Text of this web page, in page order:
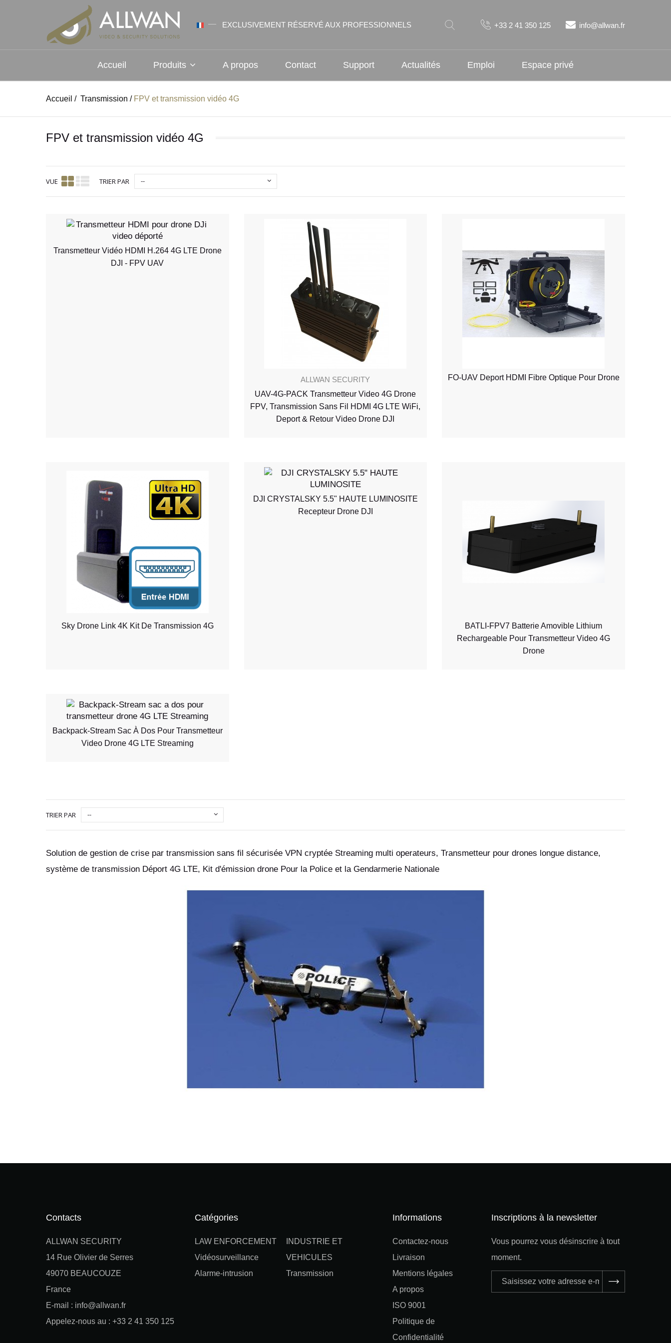
EXCLUSIVEMENT RÉSERVÉ AUX PROFESSIONNELS +33 2 41 350 125 info@allwan.fr
Accueil Produits A propos Contact Support Actualités Emploi Espace privé
Accueil / Transmission / FPV et transmission vidéo 4G
FPV et transmission vidéo 4G
VUE TRIER PAR --
Transmetteur Vidéo HDMI H.264 4G LTE Drone
DJI - FPV UAV
ALLWAN SECURITY
UAV-4G-PACK Transmetteur Video 4G Drone
FPV, Transmission Sans Fil HDMI 4G LTE WiFi,
Deport & Retour Video Drone DJI
FO-UAV Deport HDMI Fibre Optique Pour Drone
Sky Drone Link 4K Kit De Transmission 4G
DJI CRYSTALSKY 5.5" HAUTE LUMINOSITE
Recepteur Drone DJI
BATLI-FPV7 Batterie Amovible Lithium
Rechargeable Pour Transmetteur Video 4G
Drone
Backpack-Stream Sac À Dos Pour Transmetteur
Video Drone 4G LTE Streaming
TRIER PAR --
Solution de gestion de crise par transmission sans fil sécurisée VPN cryptée Streaming multi operateurs, Transmetteur pour drones longue distance,
système de transmission Déport 4G LTE, Kit d'émission drone Pour la Police et la Gendarmerie Nationale
Contacts
ALLWAN SECURITY
14 Rue Olivier de Serres
49070 BEAUCOUZE
France
E-mail : info@allwan.fr
Appelez-nous au : +33 2 41 350 125
Catégories
INDUSTRIE ET
VEHICULES
LAW ENFORCEMENT
Vidéosurveillance
Transmission
Alarme-intrusion
Informations
Contactez-nous
Livraison
Mentions légales
A propos
ISO 9001
Politique de
Confidentialité
Inscriptions à la newsletter
Vous pourrez vous désinscrire à tout
moment.
Adresse
e-